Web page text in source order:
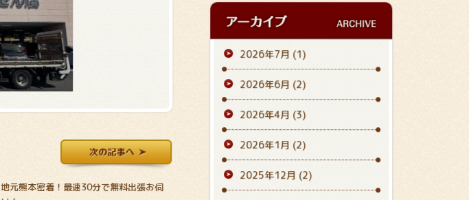
地元熊本密着！最速30分で無料出張お伺
2026年7月 (1)
2026年6月 (2)
2026年4月 (3)
2026年1月 (2)
2025年12月 (2)